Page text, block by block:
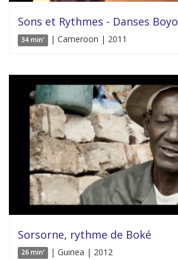
Sons et Rythmes - Danses Boyo
34 min' | Cameroon | 2011
Sorsorne, rythme de Boké
26 min' | Guinea | 2012